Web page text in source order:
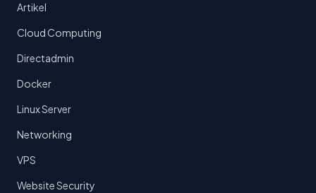
Artikel
Cloud Computing
Directadmin
Docker
Linux Server
Networking
VPS
Website Security